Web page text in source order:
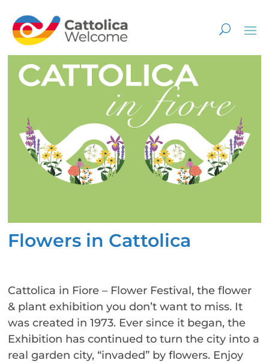
Flowers in Cattolica
Cattolica in Fiore – Flower Festival, the flower
& plant exhibition you don’t want to miss. It
was created in 1973. Ever since it began, the
Exhibition has continued to turn the city into a
real garden city, “invaded” by flowers. Enjoy